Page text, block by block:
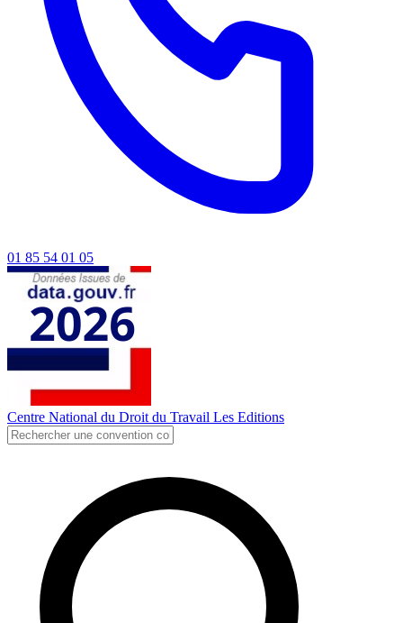
01 85 54 01 05
Centre National du Droit du Travail Les Editions